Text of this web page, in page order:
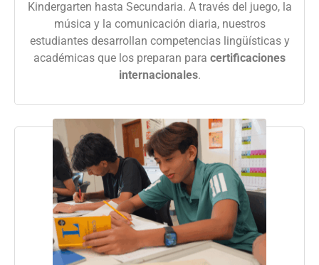
Kindergarten hasta Secundaria. A través del juego, la
música y la comunicación diaria, nuestros
estudiantes desarrollan competencias lingüísticas y
académicas que los preparan para certificaciones
internacionales.